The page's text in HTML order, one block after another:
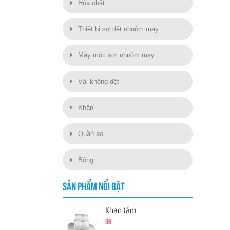
Hóa chất
Thiết bị sợ dệt nhuộm may
Máy móc sợi nhuộm may
Vải không dệt
Khăn
Quần áo
Bông
SẢN PHẨM NỔI BẬT
Khăn tắm
0đ